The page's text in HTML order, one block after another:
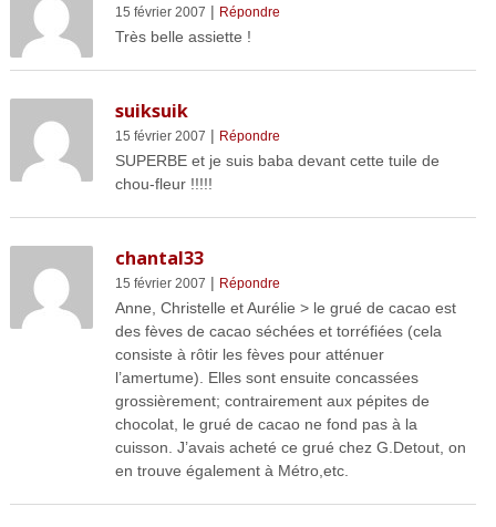
15 février 2007 | Répondre
Très belle assiette !
suiksuik
15 février 2007 | Répondre
SUPERBE et je suis baba devant cette tuile de
chou-fleur !!!!!
chantal33
15 février 2007 | Répondre
Anne, Christelle et Aurélie > le grué de cacao est
des fèves de cacao séchées et torréfiées (cela
consiste à rôtir les fèves pour atténuer
l’amertume). Elles sont ensuite concassées
grossièrement; contrairement aux pépites de
chocolat, le grué de cacao ne fond pas à la
cuisson. J’avais acheté ce grué chez G.Detout, on
en trouve également à Métro,etc.